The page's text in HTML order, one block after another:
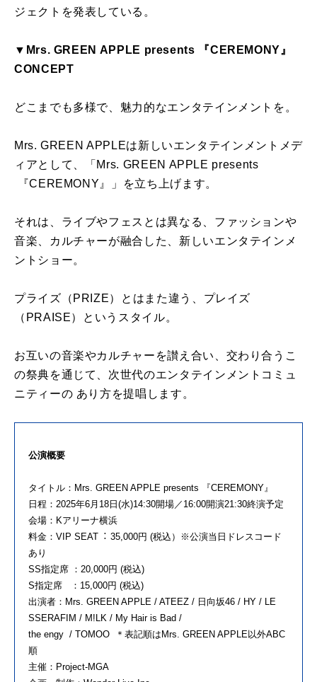
ジェクトを発表している。
▼Mrs. GREEN APPLE presents 『CEREMONY』
CONCEPT
どこまでも多様で、魅力的なエンタテインメントを。
Mrs. GREEN APPLEは新しいエンタテインメントメデ
ィアとして、「Mrs. GREEN APPLE presents
『CEREMONY』」を立ち上げます。
それは、ライブやフェスとは異なる、ファッションや
音楽、カルチャーが融合した、新しいエンタテインメ
ントショー。
プライズ（PRIZE）とはまた違う、プレイズ
（PRAISE）というスタイル。
お互いの音楽やカルチャーを讃え合い、交わり合うこ
の祭典を通じて、次世代のエンタテインメントコミュ
ニティーの あり方を提唱します。
公演概要
タイトル：Mrs. GREEN APPLE presents 『CEREMONY』
日程：2025年6⽉18⽇(水)14:30開場／16:00開演21:30終演予定
会場：Kアリーナ横浜
料金：VIP SEAT︓ 35,000円 (税込）※公演当日ドレスコード
あり
SS指定席 ：20,000円 (税込)
S指定席 ：15,000円 (税込)
出演者：Mrs. GREEN APPLE / ATEEZ / ⽇向坂46 / HY / LE
SSERAFIM / M!LK / My Hair is Bad /
the engy / TOMOO ＊表記順はMrs. GREEN APPLE以外ABC
順
主催：Project-MGA